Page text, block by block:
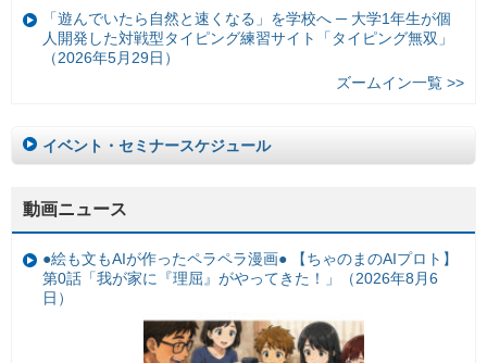
「遊んでいたら自然と速くなる」を学校へ ─ 大学1年生が個
人開発した対戦型タイピング練習サイト「タイピング無双」
（2026年5月29日）
ズームイン一覧 >>
イベント・セミナースケジュール
動画ニュース
●絵も文もAIが作ったペラペラ漫画● 【ちゃのまのAIプロト】
第0話「我が家に『理屈』がやってきた！」（2026年8月6
日）